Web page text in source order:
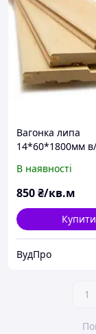
Вагонка липа
14*60*1800мм
В наявності
850₴/кв.м
Купити
ВудПро
1